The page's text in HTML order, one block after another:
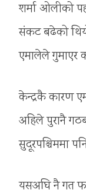
शर्मा ओलीको
संकट बढेको
एमालेले गुमाएर
केन्द्रकै कारण
अहिले पुरानै
सुदूरपश्चिममा
यसअघि नै गत